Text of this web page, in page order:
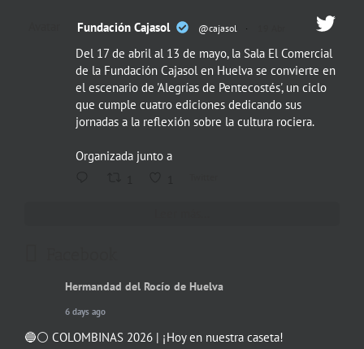
Fundación Cajasol @cajasol ·
Del 17 de abril al 13 de mayo, la Sala El Comercial
de la Fundación Cajasol en Huelva se convierte en
el escenario de 'Alegrías de Pentecostés', un ciclo
que cumple cuatro ediciones dedicando sus
jornadas a la reflexión sobre la cultura rociera.
Organizada junto a
Hermandad del Rocío de Huelva
6 days ago
🔵⚪️ COLOMBINAS 2026 | ¡Hoy en nuestra caseta!